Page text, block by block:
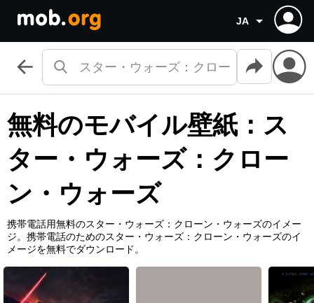
JA
無料のモバイル壁紙：ス
ター・ウォーズ：クロー
ン・ウォーズ
携帯電話用無料のスター・ウォーズ：クローン・ウォーズのイメー
ジ。携帯電話のためのスター・ウォーズ：クローン・ウォーズのイ
メージを無料でダウンロード。